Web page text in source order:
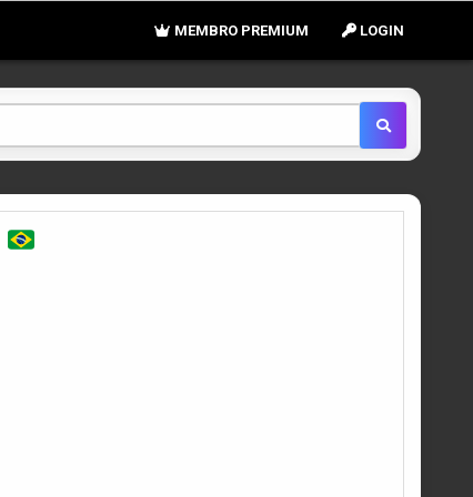
LOGIN
MEMBRO PREMIUM